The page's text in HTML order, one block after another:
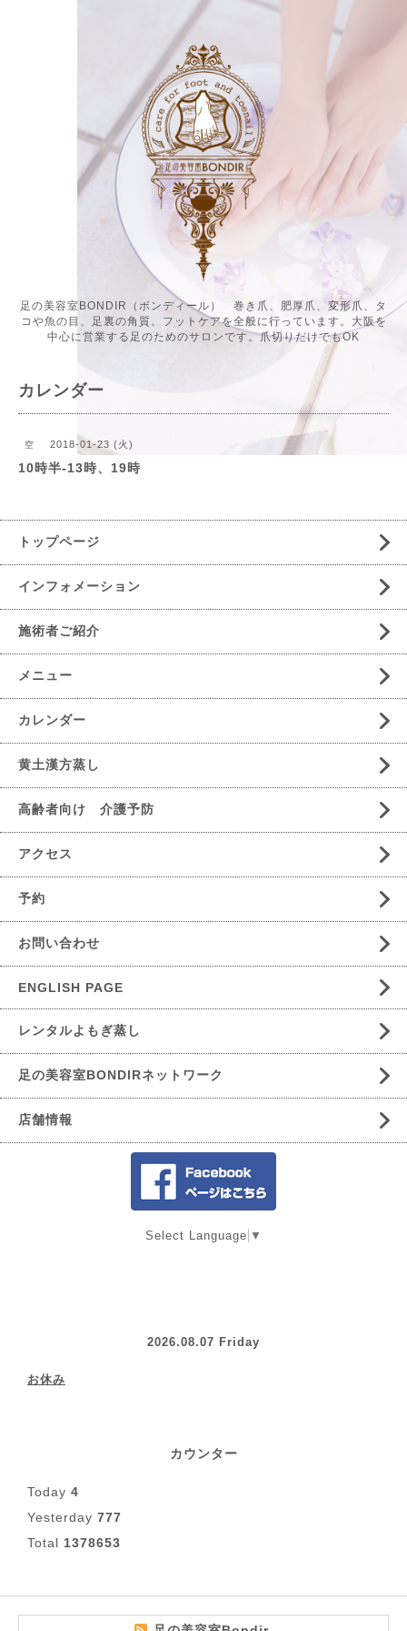
足の美容室BONDIR（ボンディール） 巻き爪、肥厚爪、変形爪、タ
コや魚の目、足裏の角質。フットケアを全般に行っています。大阪を
中心に営業する足のためのサロンです。爪切りだけでもOK
カレンダー
空 2018-01-23 (火)
10時半-13時、19時
トップページ
インフォメーション
施術者ご紹介
メニュー
カレンダー
黄土漢方蒸し
高齢者向け 介護予防
アクセス
予約
お問い合わせ
ENGLISH PAGE
レンタルよもぎ蒸し
足の美容室BONDIRネットワーク
店舗情報
Select Language ▼
2026.08.07 Friday
お休み
カウンター
Today 4
Yesterday 777
Total 1378653